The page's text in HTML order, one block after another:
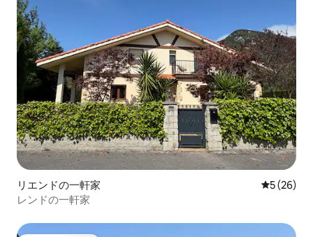
リエンドの一軒家 レビュー
5 (26)
レンドの一軒家